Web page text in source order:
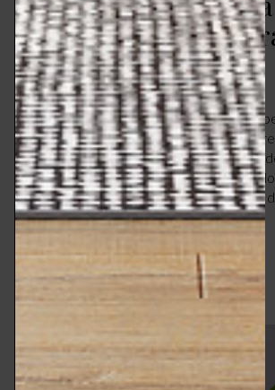
fresco come appena
TAVOLA LUGLIO 24, 2018
Catena del freddo. Una catena di qualità
La temperatura è il comune
alla tavola, una sola catena, nessun anello
Andare al supermercato in questo
piacere, soprattutto per la (fresca) sosta
banchi frigo. Vi siete però mai chiesti…
LEGGI ARTICOLO